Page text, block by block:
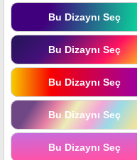
Bu Dizaynı Seç
Bu Dizaynı Seç
Bu Dizaynı Seç
Bu Dizaynı Seç
Bu Dizaynı Seç